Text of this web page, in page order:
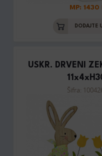
MP: 1430
DODAJTE
USKR. DRVENI
Šifra: